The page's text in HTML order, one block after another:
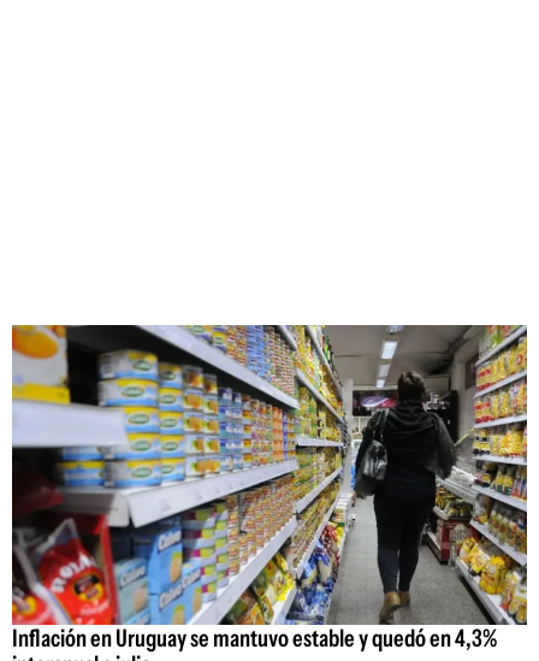
Inflación en Uruguay se mantuvo estable y quedó en 4,3%